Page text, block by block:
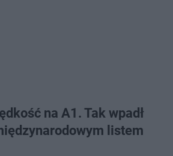
na A1. Tak wpadł
listem